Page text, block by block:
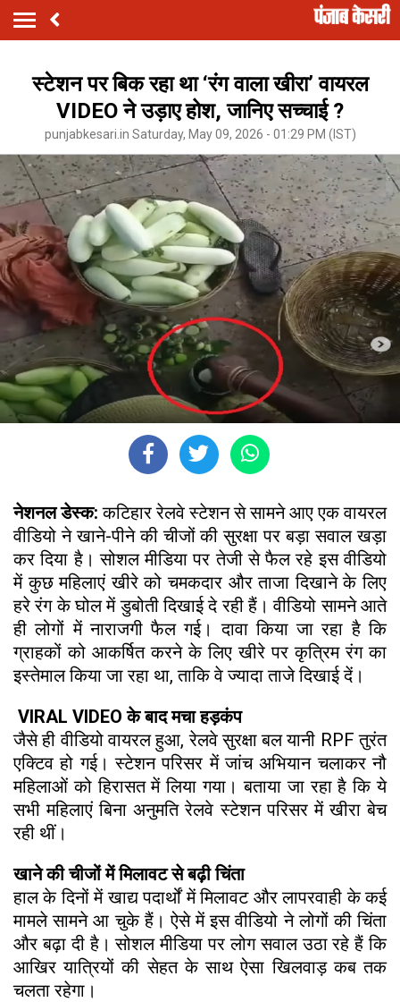
स्टेशन पर बिक रहा था ‘रंग वाला खीरा’ वायरल
VIDEO ने उड़ाए होश, जानिए सच्चाई ?
punjabkesari.in Saturday, May 09, 2026 - 01:29 PM (IST)
नेशनल डेस्क:कटिहार रेलवे स्टेशन से सामने आए एक वायरल
वीडियो ने खाने-पीने की चीजों की सुरक्षा पर बड़ा सवाल खड़ा
कर दिया है। सोशल मीडिया पर तेजी से फैल रहे इस वीडियो
में कुछ महिलाएं खीरे को चमकदार और ताजा दिखाने के लिए
हरे रंग के घोल में डुबोती दिखाई दे रही हैं। वीडियो सामने आते
ही लोगों में नाराजगी फैल गई। दावा किया जा रहा है कि
ग्राहकों को आकर्षित करने के लिए खीरे पर कृत्रिम रंग का
इस्तेमाल किया जा रहा था, ताकि वे ज्यादा ताजे दिखाई दें।
VIRAL VIDEO के बाद मचा हड़कंप
जैसे ही वीडियो वायरल हुआ, रेलवे सुरक्षा बल यानी RPF तुरंत
एक्टिव हो गई। स्टेशन परिसर में जांच अभियान चलाकर नौ
महिलाओं को हिरासत में लिया गया। बताया जा रहा है कि ये
सभी महिलाएं बिना अनुमति रेलवे स्टेशन परिसर में खीरा बेच
रही थीं।
खाने की चीजों में मिलावट से बढ़ी चिंता
हाल के दिनों में खाद्य पदार्थों में मिलावट और लापरवाही के कई
मामले सामने आ चुके हैं। ऐसे में इस वीडियो ने लोगों की चिंता
और बढ़ा दी है। सोशल मीडिया पर लोग सवाल उठा रहे हैं कि
आखिर यात्रियों की सेहत के साथ ऐसा खिलवाड़ कब तक
चलता रहेगा।